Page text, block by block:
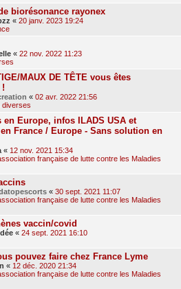
biorésonance rayonex
« 20 janv. 2023 19:24
« 22 nov. 2022 11:23
MAUX DE TÊTE vous êtes
!
« 02 avr. 2022 21:56
diverses
Europe, infos ILADS USA et
France / Europe - Sans solution en
« 12 nov. 2021 15:34
française de lutte contre les Maladies
« 30 sept. 2021 11:07
française de lutte contre les Maladies
vaccin/covid
« 24 sept. 2021 16:10
pouvez faire chez France Lyme
« 12 déc. 2020 21:34
française de lutte contre les Maladies